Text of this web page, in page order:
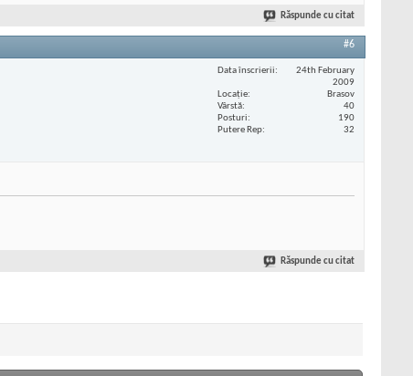
Răspunde cu citat
#6
Data înscrierii
24th February
2009
Locaţie
Brasov
Vârstă
40
Posturi
190
Putere Rep
32
Răspunde cu citat